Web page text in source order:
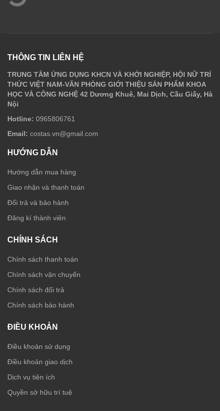
THÔNG TIN LIÊN HỆ
TRUNG TÂM ỨNG DỤNG KHCN VÀ KHỞI NGHIỆP, HỘI NỮ TRÍ
THỨC VIỆT NAM-VĂN PHÒNG GIỚI THIỆU SẢN PHẨM KHOA
HỌC VÀ CÔNG NGHỆ 42 Dương Khuê, Mai Dịch, Cầu Giấy, Hà
Nội
Hotline: 0965806761
Email: costas.vn@gmail.com
HƯỚNG DẪN
Hướng dẫn mua hàng
Giao nhận và thanh toán
Đổi trả và bảo hành
Đăng kí thành viên
CHÍNH SÁCH
Chính sách thanh toán
Chính sách vận chuyển
Chính sách đổi trả
Chính sách bảo hành
ĐIỀU KHOẢN
Điều khoản sử dụng
Điều khoản giao dịch
Dịch vụ tiện ích
Quyền sở hữu trí tuệ